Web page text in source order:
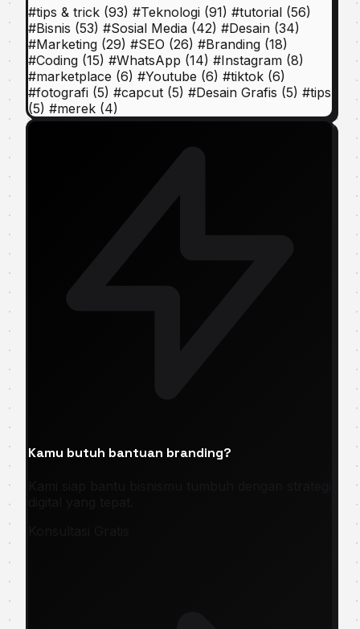
#tips & trick (93) #Teknologi (91) #tutorial (56)
#Bisnis (53) #Sosial Media (42) #Desain (34)
#Marketing (29) #SEO (26) #Branding (18)
#Coding (15) #WhatsApp (14) #Instagram (8)
#marketplace (6) #Youtube (6) #tiktok (6)
#fotografi (5) #capcut (5) #Desain Grafis (5) #tips
(5) #merek (4)
Kamu butuh bantuan branding?